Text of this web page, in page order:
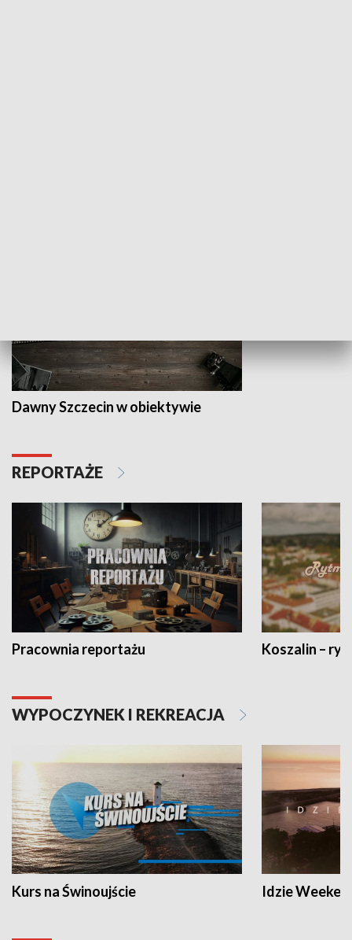
Dawny Szczecin w obiektywie
REPORTAŻE
Pracownia reportażu Koszalin –
WYPOCZYNEK I REKREACJA
Kurs na Świnoujście Idzie